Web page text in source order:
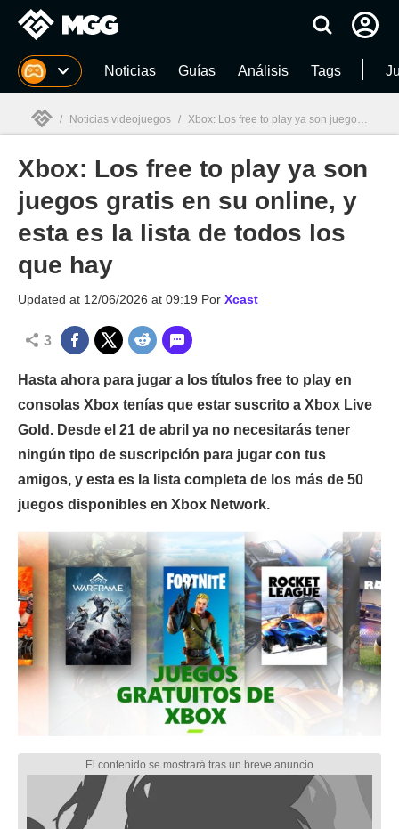
MGG Noticias Guías Análisis Tags
MGG
/ Noticias videojuegos / Xbox: Los free to play ya son juegos gratis en su online, y esta es la lista de todos los que hay
Xbox: Los free to play ya son
juegos gratis en su online, y
esta es la lista de todos los
que hay
Updated at 12/06/2026 at 09:19 Por Xcast
3
Hasta ahora para jugar a los títulos free to play en
consolas Xbox tenías que estar suscrito a Xbox Live
Gold. Desde el 21 de abril ya no necesitarás tener
ningún tipo de suscripción para jugar con tus
amigos, y esta es la lista completa de los más de 50
juegos disponibles en Xbox Network.